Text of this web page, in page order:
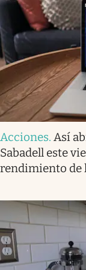
Acciones. Así
Sabadell este
rendimiento de